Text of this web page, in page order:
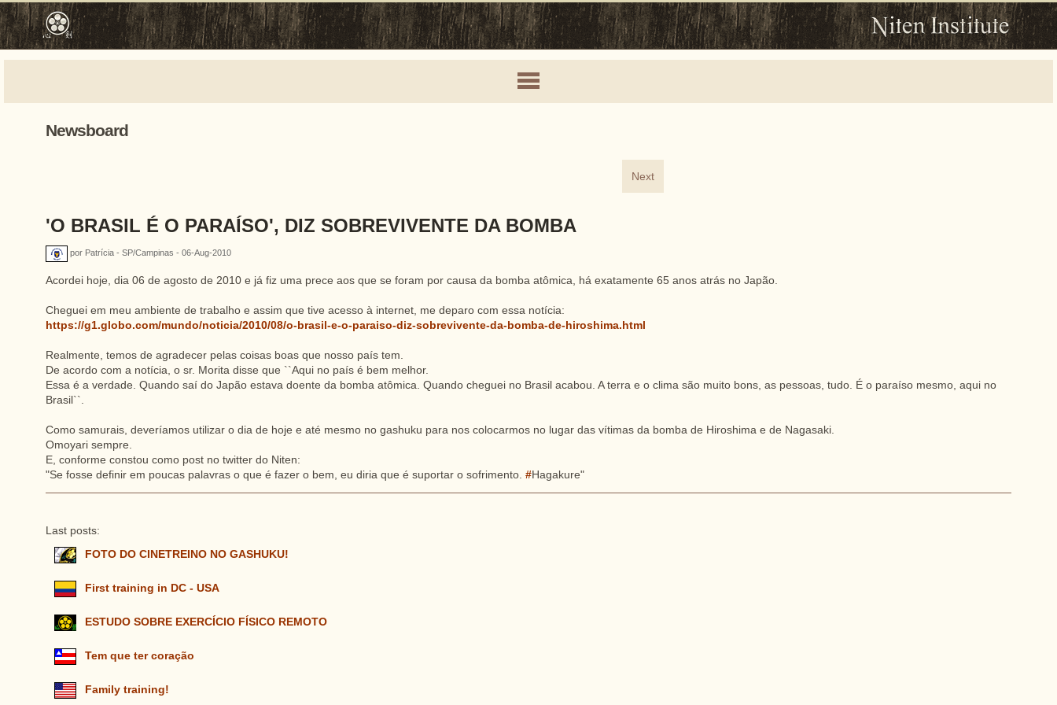
Newsboard
Next
'O BRASIL É O PARAÍSO', DIZ SOBREVIVENTE DA BOMBA
por Patrícia - SP/Campinas - 06-Aug-2010
Acordei hoje, dia 06 de agosto de 2010 e já fiz uma prece aos que se foram por causa da bomba atômica, há exatamente 65 anos atrás no Japão.
Cheguei em meu ambiente de trabalho e assim que tive acesso à internet, me deparo com essa notícia:
https://g1.globo.com/mundo/noticia/2010/08/o-brasil-e-o-paraiso-diz-sobrevivente-da-bomba-de-hiroshima.html
Realmente, temos de agradecer pelas coisas boas que nosso país tem.
De acordo com a notícia, o sr. Morita disse que ``Aqui no país é bem melhor.
Essa é a verdade. Quando saí do Japão estava doente da bomba atômica. Quando cheguei no Brasil acabou. A terra e o clima são muito bons, as pessoas, tudo. É o paraíso mesmo, aqui no
Brasil``.
Como samurais, deveríamos utilizar o dia de hoje e até mesmo no gashuku para nos colocarmos no lugar das vítimas da bomba de Hiroshima e de Nagasaki.
Omoyari sempre.
E, conforme constou como post no twitter do Niten:
"Se fosse definir em poucas palavras o que é fazer o bem, eu diria que é suportar o sofrimento. #Hagakure"
Last posts:
FOTO DO CINETREINO NO GASHUKU!
First training in DC - USA
ESTUDO SOBRE EXERCÍCIO FÍSICO REMOTO
Tem que ter coração
Family training!